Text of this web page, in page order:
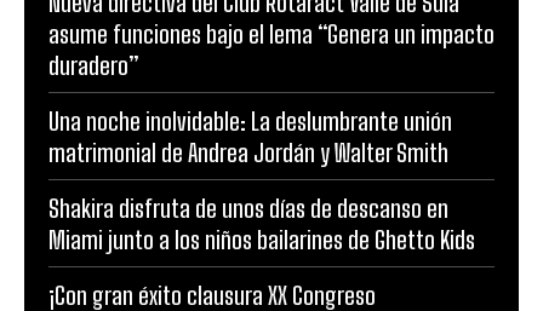
asume funciones bajo el lema “Genera un impacto
duradero”
Una noche inolvidable: La deslumbrante unión
matrimonial de Andrea Jordán y Walter Smith
Shakira disfruta de unos días de descanso en
Miami junto a los niños bailarines de Ghetto Kids
¡Con gran éxito clausura XX Congreso